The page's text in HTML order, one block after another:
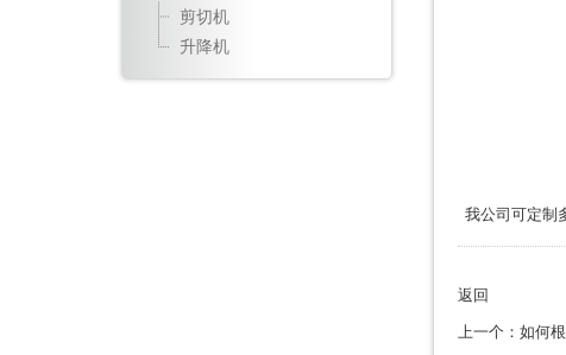
剪切机
升降机
我公司可定制
返回
上一个：如何